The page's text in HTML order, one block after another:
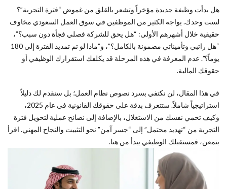
قبل
بدء
العمل؟
2
فترة
التجربة
لك فقط:
كيف
تستغلها
لصالحك؟
حقوق
الموظف
في فترة
هل بدأت وظيفة جديدة مؤخراً وتشعر بالقلق من غموض “فترة التجربة”؟
لست وحدك. يواجه الكثير من الموظفين في سوق العمل السعودي مخاوف
حقيقية خلال أشهرهم الأولى: “هل يحق للشركة فصلي فجأة دون سبب؟”،
“هل راتبي وتأميناتي مضمونة بالكامل؟”، و”ماذا لو تم تمديد الفترة إلى 180
يوماً؟”. عدم المعرفة في هذه المرحلة قد يكلفك استقرارك الوظيفي أو
حقوقك المالية.
في هذا المقال، لن نكتفي بسرد نصوص نظام العمل؛ بل سنقدم لك دليلاً
استراتيجياً شاملاً. ستتعرف بدقة على حقوقك القانونية في عام 2025،
وكيف تحمي نفسك من الاستغلال، بالإضافة إلى نصائح عملية لتحويل فترة
التجربة من “تهديد محتمل” إلى “جسر آمن” نحو التثبيت والنجاح المهني. اقرأ
بتمعن، فمستقبلك الوظيفي يبدأ من هنا.